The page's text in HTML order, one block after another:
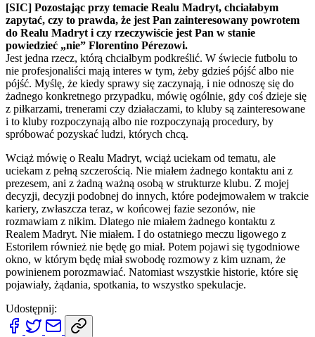
[SIC] Pozostając przy temacie Realu Madryt, chciałabym
zapytać, czy to prawda, że jest Pan zainteresowany powrotem
do Realu Madryt i czy rzeczywiście jest Pan w stanie
powiedzieć „nie” Florentino Pérezowi.
Jest jedna rzecz, którą chciałbym podkreślić. W świecie futbolu to
nie profesjonaliści mają interes w tym, żeby gdzieś pójść albo nie
pójść. Myślę, że kiedy sprawy się zaczynają, i nie odnoszę się do
żadnego konkretnego przypadku, mówię ogólnie, gdy coś dzieje się
z piłkarzami, trenerami czy działaczami, to kluby są zainteresowane
i to kluby rozpoczynają albo nie rozpoczynają procedury, by
spróbować pozyskać ludzi, których chcą.
Wciąż mówię o Realu Madryt, wciąż uciekam od tematu, ale
uciekam z pełną szczerością. Nie miałem żadnego kontaktu ani z
prezesem, ani z żadną ważną osobą w strukturze klubu. Z mojej
decyzji, decyzji podobnej do innych, które podejmowałem w trakcie
kariery, zwłaszcza teraz, w końcowej fazie sezonów, nie
rozmawiam z nikim. Dlatego nie miałem żadnego kontaktu z
Realem Madryt. Nie miałem. I do ostatniego meczu ligowego z
Estorilem również nie będę go miał. Potem pojawi się tygodniowe
okno, w którym będę miał swobodę rozmowy z kim uznam, że
powinienem porozmawiać. Natomiast wszystkie historie, które się
pojawiały, żądania, spotkania, to wszystko spekulacje.
Udostępnij: